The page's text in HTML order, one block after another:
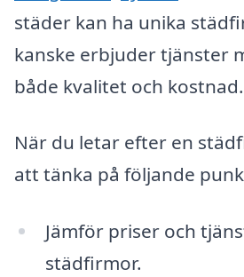
städer kan ha unika
kanske erbjuder tjänster
både kvalitet och kostnad.
När du letar efter en
att tänka på följande
Jämför priser och
städfirmor.